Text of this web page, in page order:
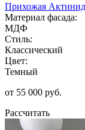
Прихожая
Материал фасада:
МДФ
Стиль:
Классический
Цвет:
Темный
от 55 000 руб.
Рассчитать